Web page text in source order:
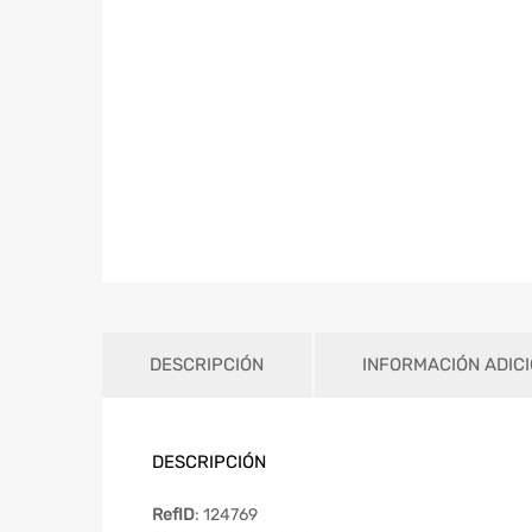
DESCRIPCIÓN INFORMACIÓN
DESCRIPCIÓN
RefID: 124769